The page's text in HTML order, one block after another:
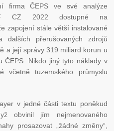
firma ČEPS ve své analýze
CZ 2022 dostupné na
zapojení stále větší instalované
dalších přerušovaných zdrojů
a její správy 319 miliard korun u
ČEPS. Nikdo jiný tyto náklady v
včetně tuzemského průmyslu
v jedné části textu poněkud
obvinil jím nejmenovaného
prosazovat „žádné změny“,